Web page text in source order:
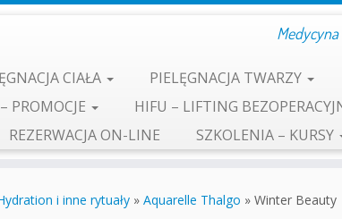
CIAŁA PIELĘGNACJA TWARZY
PROMOCJE
HIFU – LIFTING
REZERWACJA ON-LINE SZKOLENIA – KURSY
i inne rytuały » Aquarelle Thalgo » Winter Beauty